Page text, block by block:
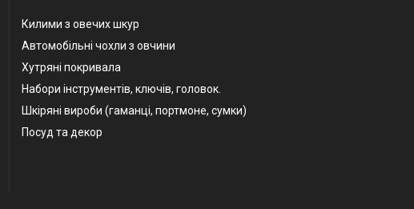
Килими з овечих шкур
Автомобільні чохли з овчини
Хутряні покривала
Набори інструментів, ключів, головок.
Шкіряні вироби (гаманці, портмоне, сумки)
Посуд та декор